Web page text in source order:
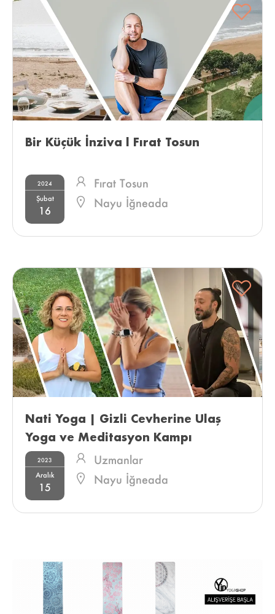
Bir Küçük İnziva l Fırat Tosun
2024
Şubat
16
Fırat Tosun
Nayu İğneada
Nati Yoga | Gizli Cevherine Ulaş
Yoga ve Meditasyon Kampı
2023
Aralık
15
Uzmanlar
Nayu İğneada